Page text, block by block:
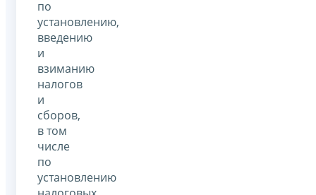
по
установлению,
введению
и
взиманию
налогов
и
сборов,
в том
числе
по
установлению